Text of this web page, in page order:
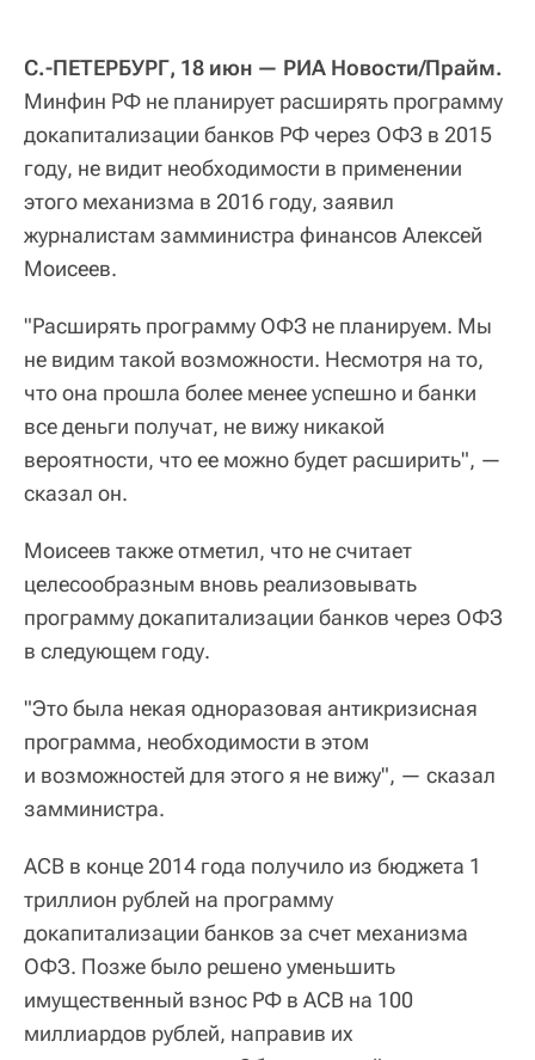
С.-ПЕТЕРБУРГ, 18 июн — РИА Новости/Прайм.
Минфин РФ не планирует расширять программу
докапитализации банков РФ через ОФЗ в 2015
году, не видит необходимости в применении
этого механизма в 2016 году, заявил
журналистам замминистра финансов Алексей
Моисеев.
"Расширять программу ОФЗ не планируем. Мы
не видим такой возможности. Несмотря на то,
что она прошла более менее успешно и банки
все деньги получат, не вижу никакой
вероятности, что ее можно будет расширить", —
сказал он.
Моисеев также отметил, что не считает
целесообразным вновь реализовывать
программу докапитализации банков через ОФЗ
в следующем году.
"Это была некая одноразовая антикризисная
программа, необходимости в этом
и возможностей для этого я не вижу", — сказал
замминистра.
АСВ в конце 2014 года получило из бюджета 1
триллион рублей на программу
докапитализации банков за счет механизма
ОФЗ. Позже было решено уменьшить
имущественный взнос РФ в АСВ на 100
миллиардов рублей, направив их